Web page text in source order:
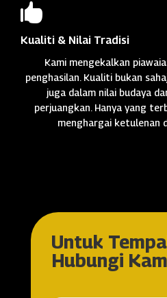

Kualiti & Nilai Tradisi
Kami mengekalkan
penghasilan. Kualiti bukan
juga dalam nilai budaya
perjuangkan. Hanya yang
menghargai ketulenan
Untuk
Hubungi